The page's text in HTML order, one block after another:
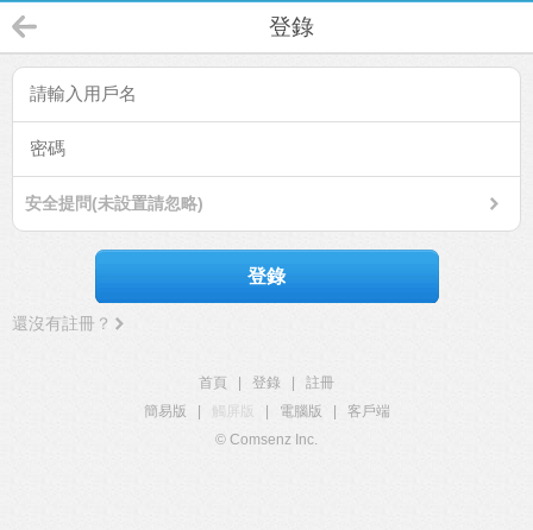
登錄
安全提問(未設置請忽略)
登錄
還沒有註冊？
首頁 登錄
註冊
簡易版
觸屏版 電腦版
客戶端
© Comsenz Inc.